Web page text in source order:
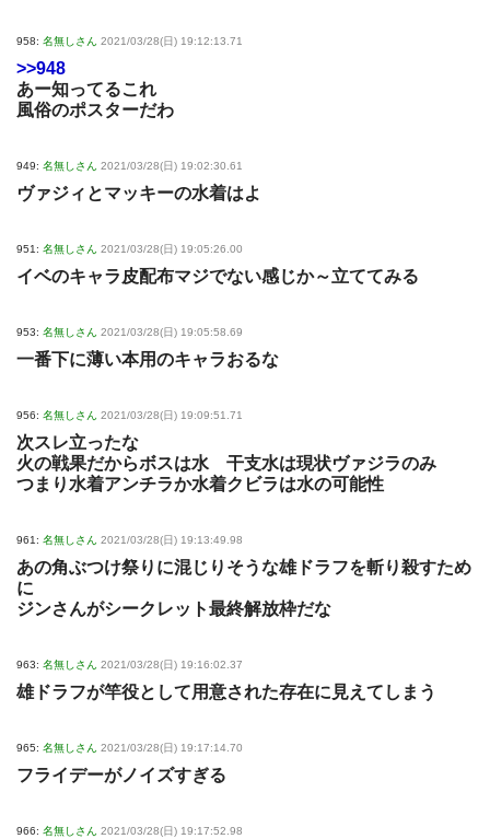
958: 名無しさん 2021/03/28(日) 19:12:13.71
>>948
あー知ってるこれ
風俗のポスターだわ
949: 名無しさん 2021/03/28(日) 19:02:30.61
ヴァジィとマッキーの水着はよ
951: 名無しさん 2021/03/28(日) 19:05:26.00
イベのキャラ皮配布マジでない感じか～立ててみる
953: 名無しさん 2021/03/28(日) 19:05:58.69
一番下に薄い本用のキャラおるな
956: 名無しさん 2021/03/28(日) 19:09:51.71
次スレ立ったな
火の戦果だからボスは水 干支水は現状ヴァジラのみ
つまり水着アンチラか水着クビラは水の可能性
961: 名無しさん 2021/03/28(日) 19:13:49.98
あの角ぶつけ祭りに混じりそうな雄ドラフを斬り殺すため
に
ジンさんがシークレット最終解放枠だな
963: 名無しさん 2021/03/28(日) 19:16:02.37
雄ドラフが竿役として用意された存在に見えてしまう
965: 名無しさん 2021/03/28(日) 19:17:14.70
フライデーがノイズすぎる
966: 名無しさん 2021/03/28(日) 19:17:52.98